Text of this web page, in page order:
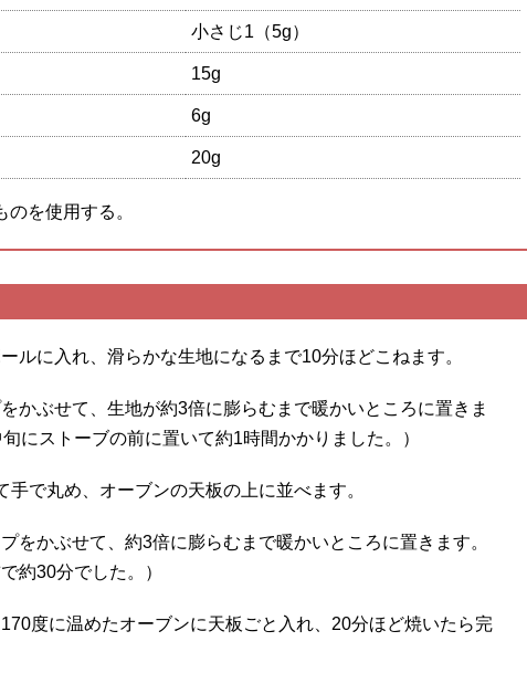
小さじ1（5g）
15g
6g
20g
を使用する。
ルに入れ、滑らかな生地になるまで10分ほどこねます。
かぶせて、生地が約3倍に膨らむまで暖かいところに置きま
にストーブの前に置いて約1時間かかりました。）
手で丸め、オーブンの天板の上に並べます。
をかぶせて、約3倍に膨らむまで暖かいところに置きます。
約30分でした。）
度に温めたオーブンに天板ごと入れ、20分ほど焼いたら完